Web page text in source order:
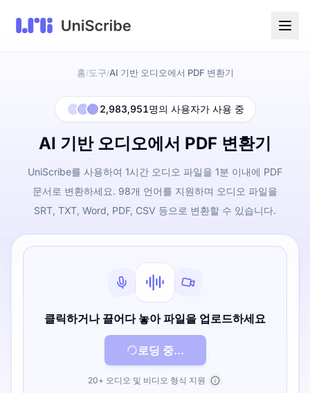
홈/도구/AI 기반 오디오에서 PDF 변환기
2,983,951명의 사용자가 사용 중
AI 기반 오디오에서 PDF 변환기
UniScribe를 사용하여 1시간 오디오 파일을 1분 이내에 PDF
문서로 변환하세요. 98개 언어를 지원하며 오디오 파일을
SRT, TXT, Word, PDF, CSV 등으로 변환할 수 있습니다.
클릭하거나 끌어다 놓아 파일을 업로드하세요
로딩 중...
20+ 오디오 및 비디오 형식 지원